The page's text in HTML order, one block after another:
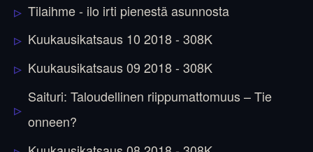
Tilaihme - ilo irti pienestä asunnosta
Kuukausikatsaus 10 2018 - 308K
Kuukausikatsaus 09 2018 - 308K
Saituri: Taloudellinen riippumattomuus – Tie
onneen?